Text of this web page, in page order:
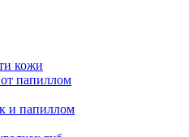
кожи
папиллом
и папиллом